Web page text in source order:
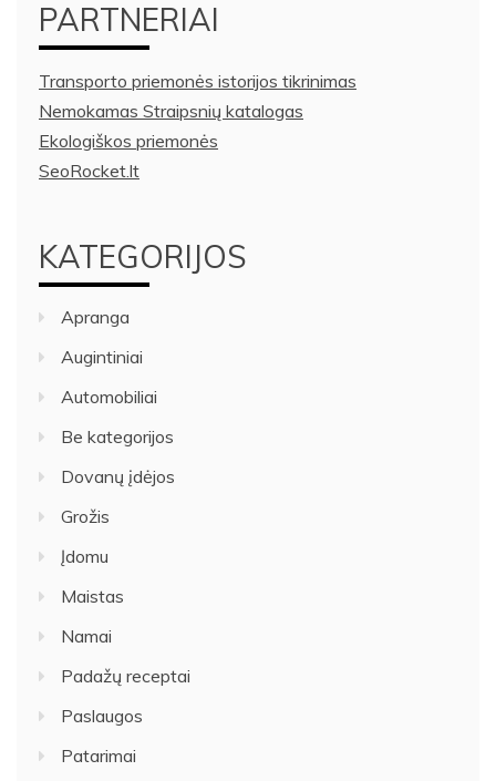
PARTNERIAI
Transporto priemonės istorijos tikrinimas
Nemokamas Straipsnių katalogas
Ekologiškos priemonės
SeoRocket.lt
KATEGORIJOS
Apranga
Augintiniai
Automobiliai
Be kategorijos
Dovanų įdėjos
Grožis
Įdomu
Maistas
Namai
Padažų receptai
Paslaugos
Patarimai